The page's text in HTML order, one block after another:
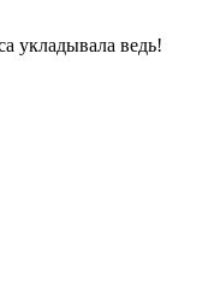
укладывала ведь!